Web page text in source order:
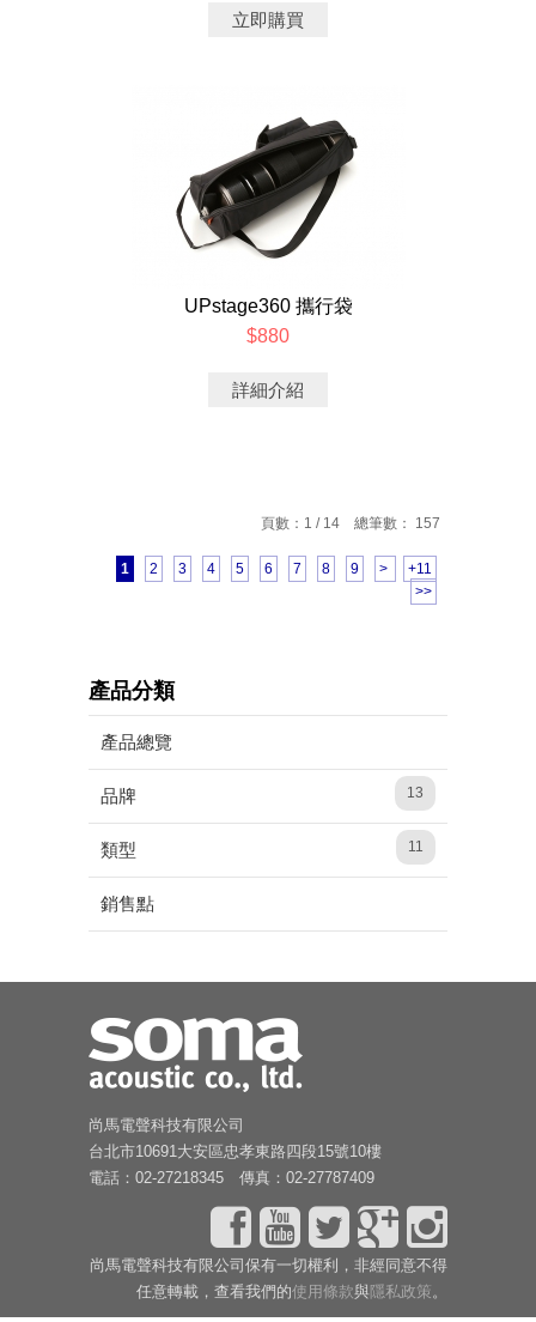
立即購買
UPstage360 攜行袋
$880
詳細介紹
頁數：1 / 14 總筆數： 157
1 2 3 4 5 6 7 8 9 >
+11
>>
產品分類
產品總覽
品牌 13
類型 11
銷售點
尚馬電聲科技有限公司
台北市10691大安區忠孝東路四段15號10樓
電話：02-27218345 傳真：02-27787409
尚馬電聲科技有限公司保有一切權利，非經同意不得
任意轉載，查看我們的使用條款與隱私政策。